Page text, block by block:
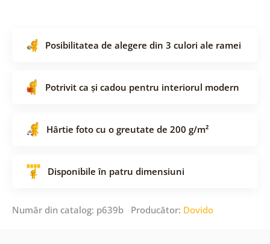
Posibilitatea de alegere din 3 culori ale ramei
Potrivit ca și cadou pentru interiorul modern
Hârtie foto cu o greutate de 200 g/m²
Disponibile în patru dimensiuni
Număr din catalog: p639b Producător: Dovido